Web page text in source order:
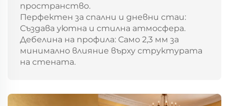
пространство.
Перфектен за спални и дневни стаи:
Създава уютна и стилна атмосфера.
Дебелина на профила: Само 2,3 мм за
минимално влияние върху структурата
на стената.